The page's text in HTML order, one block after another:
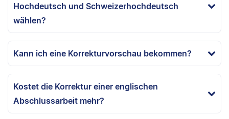
Hochdeutsch und Schweizerhochdeutsch
wählen?
Kann ich eine Korrekturvorschau bekommen?
Kostet die Korrektur einer englischen
Abschlussarbeit mehr?